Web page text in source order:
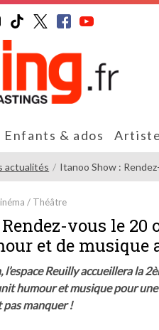
Enfants & ados
actualités Itanoo Show :
/ Théâtre
vous le
et de musique
Reuilly accueillera la
humour et musique pour
pas manquer !